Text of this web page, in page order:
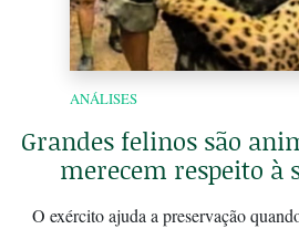
ANÁLISES
Grandes felinos são
merecem respeito à
O exército ajuda a preservação